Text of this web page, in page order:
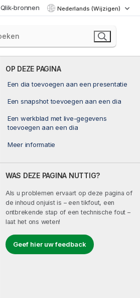
Qlik-bronnen Nederlands (Wijzigen)
OP DEZE PAGINA
Een dia toevoegen aan een presentatie
Een snapshot toevoegen aan een dia
Een werkblad met live-gegevens
toevoegen aan een dia
Meer informatie
WAS DEZE PAGINA NUTTIG?
Als u problemen ervaart op deze pagina of
de inhoud onjuist is – een tikfout, een
ontbrekende stap of een technische fout –
laat het ons weten!
Geef hier uw feedback